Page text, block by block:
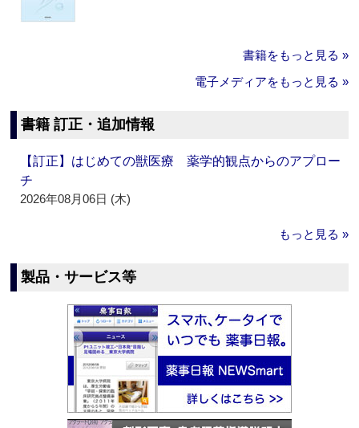
書籍をもっと見る »
電子メディアをもっと見る »
書籍 訂正・追加情報
【訂正】はじめての獣医療 薬学的観点からのアプロー
チ
2026年08月06日 (木)
もっと見る »
製品・サービス等